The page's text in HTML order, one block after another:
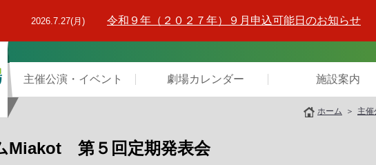
2026.7.27(月) 令和９年（２０２７年）９月申込可能日のお知らせ
主催公演・イベント 劇場カレンダー 施設案内
ホーム 主催
Miakot 第５回定期発表会